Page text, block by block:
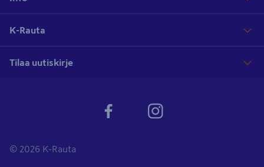
K-Rauta
Tilaa uutiskirje
© 2026 K-Rauta